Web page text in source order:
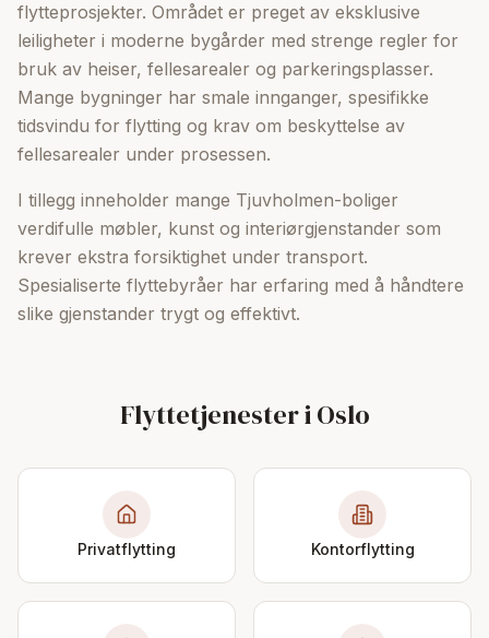
flytteprosjekter. Området er preget av eksklusive
leiligheter i moderne bygårder med strenge regler for
bruk av heiser, fellesarealer og parkeringsplasser.
Mange bygninger har smale innganger, spesifikke
tidsvindu for flytting og krav om beskyttelse av
fellesarealer under prosessen.
I tillegg inneholder mange Tjuvholmen-boliger
verdifulle møbler, kunst og interiørgjenstander som
krever ekstra forsiktighet under transport.
Spesialiserte flyttebyråer har erfaring med å håndtere
slike gjenstander trygt og effektivt.
Flyttetjenester i Oslo
Privatflytting Kontorflytting